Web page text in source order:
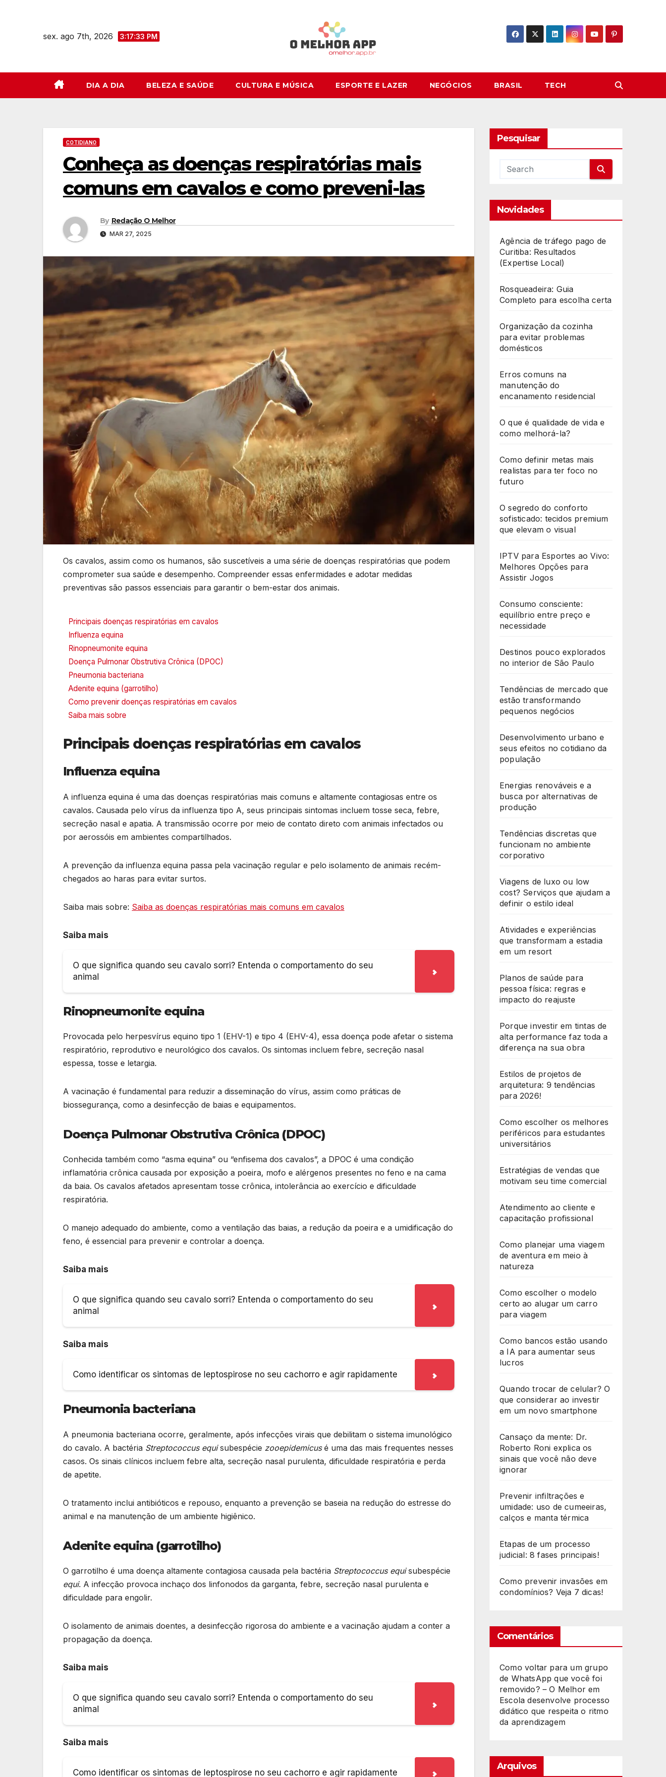
sex. ago 7th, 2026 3:17:35 PM
DIA A DIA BELEZA E SAÚDE CULTURA E MÚSICA ESPORTE E LAZER NEGÓCIOS BRASIL TECH
COTIDIANO
Conheça as doenças respiratórias mais
comuns em cavalos e como preveni-las
By Redação O Melhor
MAR 27, 2025
Os cavalos, assim como os humanos, são suscetíveis a uma série de doenças respiratórias que podem
comprometer sua saúde e desempenho. Compreender essas enfermidades e adotar medidas
preventivas são passos essenciais para garantir o bem-estar dos animais.
Principais doenças respiratórias em cavalos
Influenza equina
Rinopneumonite equina
Doença Pulmonar Obstrutiva Crônica (DPOC)
Pneumonia bacteriana
Adenite equina (garrotilho)
Como prevenir doenças respiratórias em cavalos
Saiba mais sobre
Principais doenças respiratórias em cavalos
Influenza equina
A influenza equina é uma das doenças respiratórias mais comuns e altamente contagiosas entre os
cavalos. Causada pelo vírus da influenza tipo A, seus principais sintomas incluem tosse seca, febre,
secreção nasal e apatia. A transmissão ocorre por meio de contato direto com animais infectados ou
por aerossóis em ambientes compartilhados.
A prevenção da influenza equina passa pela vacinação regular e pelo isolamento de animais recém-
chegados ao haras para evitar surtos.
Saiba mais sobre: Saiba as doenças respiratórias mais comuns em cavalos
Saiba mais
O que significa quando seu cavalo sorri? Entenda o comportamento do seu
animal
Rinopneumonite equina
Provocada pelo herpesvírus equino tipo 1 (EHV-1) e tipo 4 (EHV-4), essa doença pode afetar o sistema
respiratório, reprodutivo e neurológico dos cavalos. Os sintomas incluem febre, secreção nasal
espessa, tosse e letargia.
A vacinação é fundamental para reduzir a disseminação do vírus, assim como práticas de
biossegurança, como a desinfecção de baias e equipamentos.
Doença Pulmonar Obstrutiva Crônica (DPOC)
Conhecida também como “asma equina” ou “enfisema dos cavalos”, a DPOC é uma condição
inflamatória crônica causada por exposição a poeira, mofo e alérgenos presentes no feno e na cama
da baia. Os cavalos afetados apresentam tosse crônica, intolerância ao exercício e dificuldade
respiratória.
O manejo adequado do ambiente, como a ventilação das baias, a redução da poeira e a umidificação do
feno, é essencial para prevenir e controlar a doença.
Saiba mais
O que significa quando seu cavalo sorri? Entenda o comportamento do seu
animal
Saiba mais
Como identificar os sintomas de leptospirose no seu cachorro e agir rapidamente
Pneumonia bacteriana
A pneumonia bacteriana ocorre, geralmente, após infecções virais que debilitam o sistema imunológico
do cavalo. A bactéria Streptococcus equisubespécie zooepidemicusé uma das mais frequentes nesses
casos. Os sinais clínicos incluem febre alta, secreção nasal purulenta, dificuldade respiratória e perda
de apetite.
O tratamento inclui antibióticos e repouso, enquanto a prevenção se baseia na redução do estresse do
animal e na manutenção de um ambiente higiênico.
Adenite equina (garrotilho)
O garrotilho é uma doença altamente contagiosa causada pela bactéria Streptococcus equisubespécie
equi. A infecção provoca inchaço dos linfonodos da garganta, febre, secreção nasal purulenta e
dificuldade para engolir.
O isolamento de animais doentes, a desinfecção rigorosa do ambiente e a vacinação ajudam a conter a
propagação da doença.
Saiba mais
O que significa quando seu cavalo sorri? Entenda o comportamento do seu
animal
Saiba mais
Como identificar os sintomas de leptospirose no seu cachorro e agir rapidamente
Pesquisar
Novidades
Agência de tráfego pago de
Curitiba: Resultados
(Expertise Local)
Rosqueadeira: Guia
Completo para escolha certa
Organização da cozinha
para evitar problemas
domésticos
Erros comuns na
manutenção do
encanamento residencial
O que é qualidade de vida e
como melhorá-la?
Como definir metas mais
realistas para ter foco no
futuro
O segredo do conforto
sofisticado: tecidos premium
que elevam o visual
IPTV para Esportes ao Vivo:
Melhores Opções para
Assistir Jogos
Consumo consciente:
equilíbrio entre preço e
necessidade
Destinos pouco explorados
no interior de São Paulo
Tendências de mercado que
estão transformando
pequenos negócios
Desenvolvimento urbano e
seus efeitos no cotidiano da
população
Energias renováveis e a
busca por alternativas de
produção
Tendências discretas que
funcionam no ambiente
corporativo
Viagens de luxo ou low
cost? Serviços que ajudam a
definir o estilo ideal
Atividades e experiências
que transformam a estadia
em um resort
Planos de saúde para
pessoa física: regras e
impacto do reajuste
Porque investir em tintas de
alta performance faz toda a
diferença na sua obra
Estilos de projetos de
arquitetura: 9 tendências
para 2026!
Como escolher os melhores
periféricos para estudantes
universitários
Estratégias de vendas que
motivam seu time comercial
Atendimento ao cliente e
capacitação profissional
Como planejar uma viagem
de aventura em meio à
natureza
Como escolher o modelo
certo ao alugar um carro
para viagem
Como bancos estão usando
a IA para aumentar seus
lucros
Quando trocar de celular? O
que considerar ao investir
em um novo smartphone
Cansaço da mente: Dr.
Roberto Roni explica os
sinais que você não deve
ignorar
Prevenir infiltrações e
umidade: uso de cumeeiras,
calços e manta térmica
Etapas de um processo
judicial: 8 fases principais!
Como prevenir invasões em
condomínios? Veja 7 dicas!
Comentários
Como voltar para um grupo
de WhatsApp que você foi
removido? – O Melhor em
Escola desenvolve processo
didático que respeita o ritmo
da aprendizagem
Arquivos